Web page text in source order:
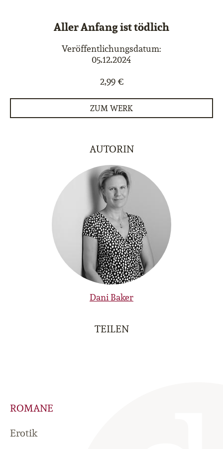
Aller Anfang ist tödlich
Veröffentlichungsdatum:
05.12.2024
2,99 €
ZUM WERK
AUTORIN
Dani Baker
TEILEN
ROMANE
Erotik